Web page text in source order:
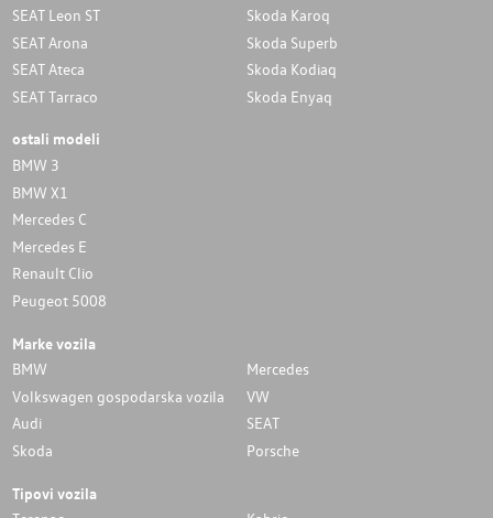
SEAT Leon ST
SEAT Arona
SEAT Ateca
SEAT Tarraco
Skoda Karoq
Skoda Superb
Skoda Kodiaq
Skoda Enyaq
ostali modeli
BMW 3
BMW X1
Mercedes C
Mercedes E
Renault Clio
Peugeot 5008
Marke vozila
BMW
Mercedes
Volkswagen gospodarska vozila
VW
Audi
SEAT
Skoda
Porsche
Tipovi vozila